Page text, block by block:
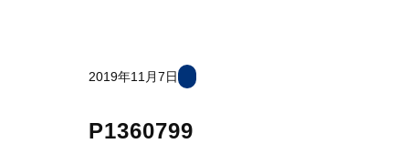
2019年11月7日
P1360799